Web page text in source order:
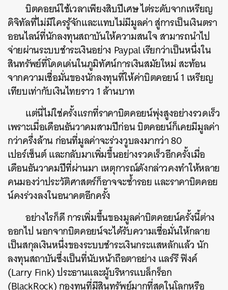
บิตคอยน์ใช้เวลาเพียงสิบปีเศษ ไต่ระดับจากเหรียญ
ดิจิทัลที่ไม่มีใครรู้จักและแทบไม่มีมูลค่า สู่การเป็นเงินตรา
ออนไลน์ที่นักลงทุนสถาบันให้ความสนใจ สามารถนำไป
จ่ายผ่านระบบชำระเงินอย่าง Paypal เรียกว่าเป็นหนึ่งใน
สินทรัพย์ที่โดดเด่นในภูมิทัศน์การเงินสมัยใหม่ สะท้อน
จากความเชื่อมั่นของนักลงทุนที่ให้ค่าบิตคอยน์ 1 เหรียญ
เทียบเท่ากับเงินไทยราว 1 ล้านบาท
แต่นี่ไม่ใช่ครั้งแรกที่ราคาบิตคอยน์พุ่งสูงอย่างรวดเร็ว
เพราะเมื่อเดือนธันวาคมสามปีก่อน บิตคอยน์ก็เคยมีมูลค่า
กว่าครึ่งล้าน ก่อนที่มูลค่าจะร่วงวูบลงมากว่า 80
เปอร์เซ็นต์ และกลับมาเพิ่มขึ้นอย่างรวดเร็วอีกครั้งเมื่อ
เดือนธันวาคมปีที่ผ่านมา เหตุการณ์ดังกล่าวคงทำให้หลาย
คนมองว่าประวัติศาสตร์ก็อาจจะซ้ำรอย และราคาบิตคอย
น์คงร่วงลงในอนาคตอีกครั้ง
อย่างไรก็ดี การเพิ่มขึ้นของมูลค่าบิตคอยน์ครั้งนี้ต่าง
ออกไป นอกจากบิตคอยน์จะได้รับความเชื่อมั่นให้กลาย
เป็นสกุลเงินหนึ่งของระบบชำระเงินกระแสหลักแล้ว นัก
ลงทุนสถาบันซึ่งเป็นที่นับหน้าถือตาอย่าง แลร์รี ฟิงค์
(Larry Fink) ประธานและผู้บริหารแบล็กร็อก
(BlackRock) กองทุนที่มีสินทรัพย์มากที่สุดในโลกหรือ